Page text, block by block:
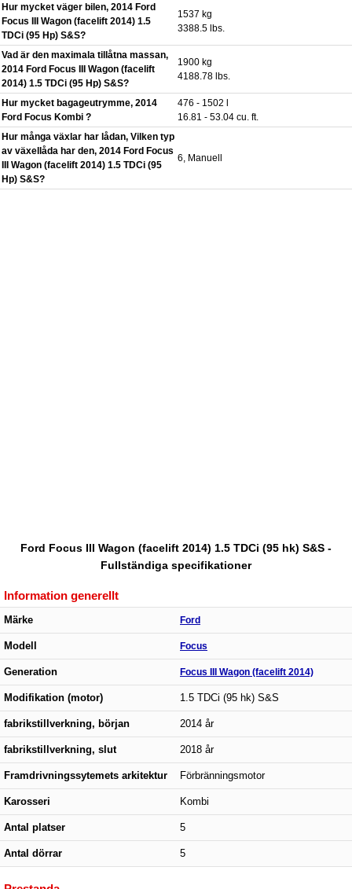
Hur mycket väger bilen, 2014 Ford
Focus III Wagon (facelift 2014) 1.5
TDCi (95 Hp) S&S?
1537 kg
3388.5 lbs.
Vad är den maximala tillåtna massan,
2014 Ford Focus III Wagon (facelift
2014) 1.5 TDCi (95 Hp) S&S?
1900 kg
4188.78 lbs.
Hur mycket bagageutrymme, 2014
Ford Focus Kombi ?
476 - 1502 l
16.81 - 53.04 cu. ft.
Hur många växlar har lådan, Vilken typ
av växellåda har den, 2014 Ford Focus
III Wagon (facelift 2014) 1.5 TDCi (95
Hp) S&S?
6, Manuell
Ford Focus III Wagon (facelift 2014) 1.5 TDCi (95 hk) S&S -
Fullständiga specifikationer
Information generellt
Märke Ford
Modell Focus
Generation Focus III Wagon (facelift 2014)
Modifikation (motor) 1.5 TDCi (95 hk) S&S
fabrikstillverkning, början 2014 år
fabrikstillverkning, slut 2018 år
Framdrivningssytemets arkitektur Förbränningsmotor
Karosseri Kombi
Antal platser 5
Antal dörrar 5